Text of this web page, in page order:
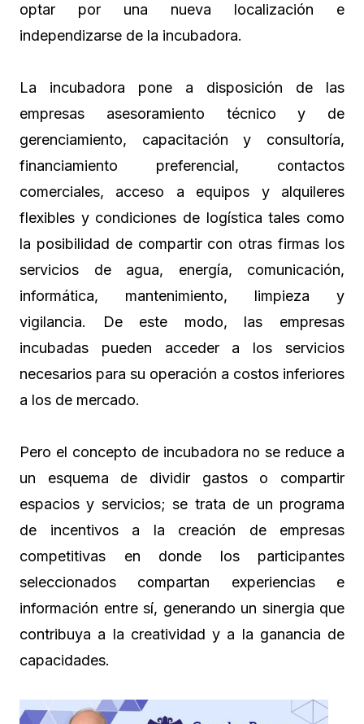
optar por una nueva localización e
independizarse de la incubadora.
La incubadora pone a disposición de las
empresas asesoramiento técnico y de
gerenciamiento, capacitación y consultoría,
financiamiento preferencial, contactos
comerciales, acceso a equipos y alquileres
flexibles y condiciones de logística tales como
la posibilidad de compartir con otras firmas los
servicios de agua, energía, comunicación,
informática, mantenimiento, limpieza y
vigilancia. De este modo, las empresas
incubadas pueden acceder a los servicios
necesarios para su operación a costos inferiores
a los de mercado.
Pero el concepto de incubadora no se reduce a
un esquema de dividir gastos o compartir
espacios y servicios; se trata de un programa
de incentivos a la creación de empresas
competitivas en donde los participantes
seleccionados compartan experiencias e
información entre sí, generando un sinergia que
contribuya a la creatividad y a la ganancia de
capacidades.